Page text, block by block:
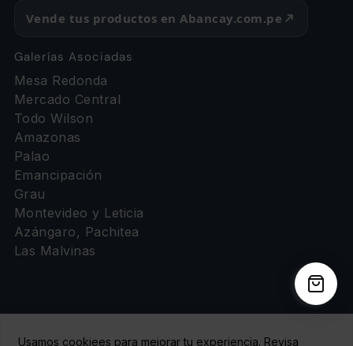
Vende tus productos en Abancay.com.pe
Galerías Asociadas
Mesa Redonda
Mercado Central
Todo Wilson
Amazonas
Palao
Emancipación
Grau
Montevideo y Leticia
Azángaro, Pachitea
Las Malvinas
Usamos cookiees para mejorar tu experiencia. Revisa